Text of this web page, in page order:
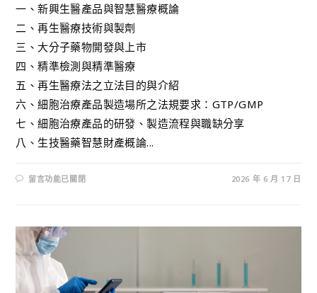
一、新興生醫產品與智慧醫療概論
二、再生醫療技術與製劑
三、大分子藥物開發與上市
四、精準檢測與精準醫療
五、再生醫療法之立法目的與介紹
六、細胞治療產品製造場所之法規要求：GTP/GMP
七、細胞治療產品的研發、製造流程與職缺分享
八、生技醫藥智慧財產概論...
留言功能已關閉 2026 年 6 月 17 日